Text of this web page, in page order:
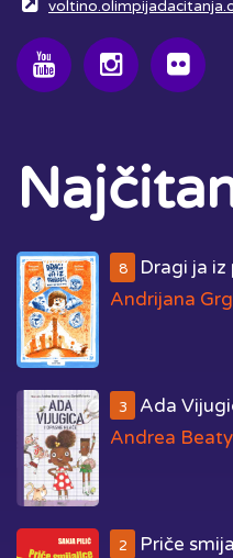
8
Dragi ja iz
Andrijana
3
Ada
Andrea Beaty
2
Priče